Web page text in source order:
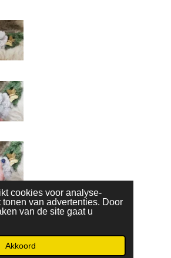
cookies voor analyse-
van advertenties. Door
van de site gaat u
Akkoord Het vlinderpad